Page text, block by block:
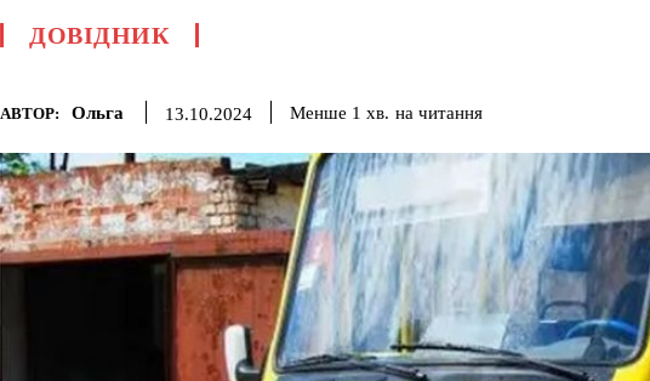
ДОВІДНИК
АВТОР: Ольга 13.10.2024 Менше 1 хв. на читання